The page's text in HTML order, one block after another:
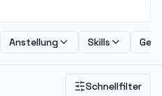
Anstellung Skills
Schnellfilter